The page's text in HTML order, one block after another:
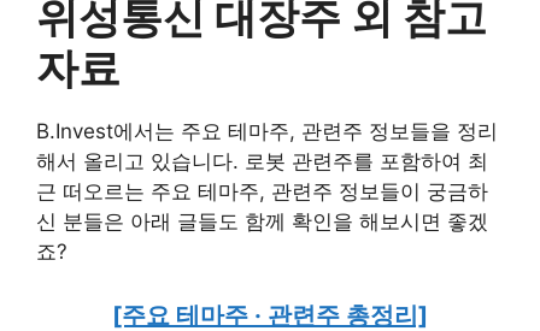
위성통신 대장주 외 참고
자료
B.Invest에서는 주요 테마주, 관련주 정보들을 정리
해서 올리고 있습니다. 로봇 관련주를 포함하여 최
근 떠오르는 주요 테마주, 관련주 정보들이 궁금하
신 분들은 아래 글들도 함께 확인을 해보시면 좋겠
죠?
[주요 테마주 · 관련주 총정리]